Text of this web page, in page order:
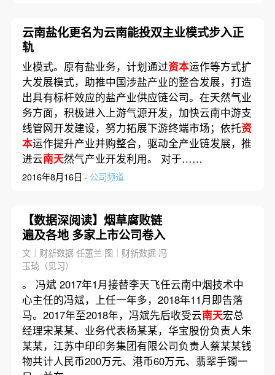
云南盐化更名为云南能投双主业模式步入正
轨
业模式。原有盐业务，计划通过资本运作等方式扩
大发展模式，助推中国涉盐产业的整合发展，打造
出具有标杆效应的盐产业供应链公司。在天然气业
务方面，积极进入上游气源开发，加快云南中游支
线管网开发建设，努力拓展下游终端市场；依托资
本运作提升产业并购整合，驱动全产业链发展，推
进云南天然气产业开发利用。 对于……
2016年8月16日 · 公司频道
【数据深阅读】烟草腐败链
遍及各地 多家上市公司卷入
文｜财新数据 任蕙兰 图｜财新数据 冯
玉琦（见习）
。 冯斌 2017年1月接替李天飞任云南中烟技术中
心主任的冯斌，上任一年多，2018年11月即告落
马。2017年至2018年，冯斌先后收受云南天宏总
经理宋某某、业务代表杨某某，华宝股份负责人朱
某某，江苏中印印务集团有限公司负责人蔡某某钱
物共计人民币200万元、港币60万元、翡翠手镯一